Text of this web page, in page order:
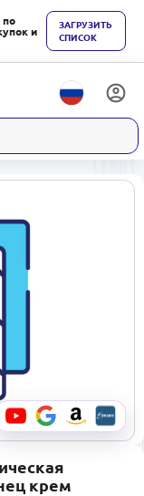
по
и
ЗАГРУЗИТЬ
СПИСОК
крем